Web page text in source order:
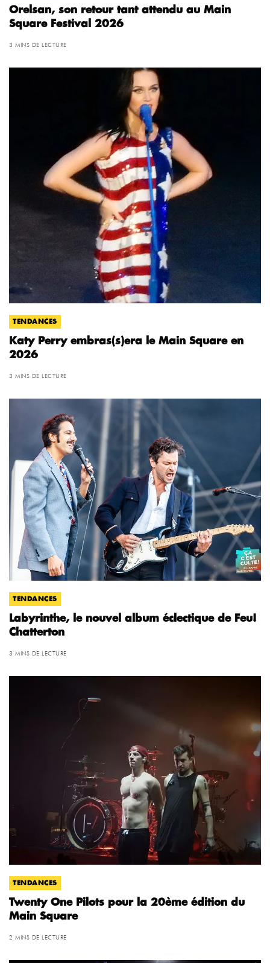
Orelsan, son retour tant attendu au Main
Square Festival 2026
3 MINS DE LECTURE
TENDANCES
Katy Perry embras(s)era le Main Square en
2026
3 MINS DE LECTURE
TENDANCES
Labyrinthe, le nouvel album éclectique de Feu!
Chatterton
3 MINS DE LECTURE
TENDANCES
Twenty One Pilots pour la 20ème édition du
Main Square
2 MINS DE LECTURE